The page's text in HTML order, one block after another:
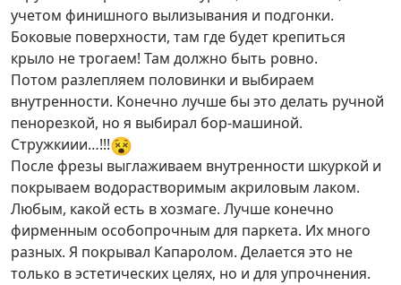
учетом финишного вылизывания и подгонки.
Боковые поверхности, там где будет крепиться
крыло не трогаем! Там должно быть ровно.
Потом разлепляем половинки и выбираем
внутренности. Конечно лучше бы это делать ручной
пенорезкой, но я выбирал бор-машиной.
Стружкиии…!!!😵
После фрезы выглаживаем внутренности шкуркой и
покрываем водорастворимым акриловым лаком.
Любым, какой есть в хозмаге. Лучше конечно
фирменным особопрочным для паркета. Их много
разных. Я покрывал Капаролом. Делается это не
только в эстетических целях, но и для упрочнения.